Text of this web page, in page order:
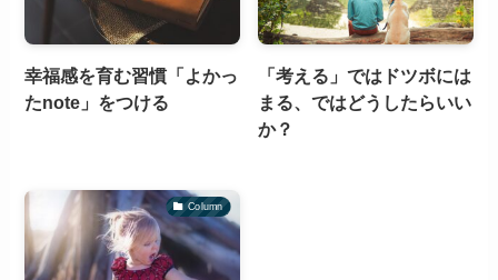
幸福感を育む習慣「よかっ
たnote」をつける
「考える」ではドツボには
まる、ではどうしたらいい
か？
Column